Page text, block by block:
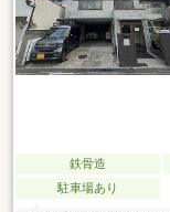
鉄骨造
駐車場あり